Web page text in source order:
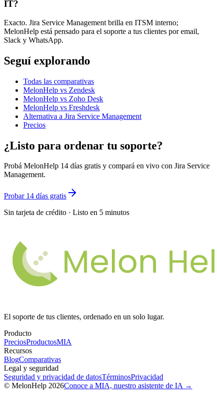
IT?
Exacto. Jira Service Management brilla en ITSM interno;
MelonHelp está pensado para el soporte a tus clientes por email,
Slack y WhatsApp.
Seguí explorando
Todas las comparativas
MelonHelp vs Zendesk
MelonHelp vs Zoho Desk
MelonHelp vs Freshdesk
Alternativa a Jira Service Management
Precios
¿Listo para ordenar tu soporte?
Probá MelonHelp 14 días gratis y compará en vivo con Jira Service
Management.
Probar 14 días gratis
Sin tarjeta de crédito · Listo en 5 minutos
El soporte de tus clientes, ordenado en un solo lugar.
Producto
PreciosProductosMIA
Recursos
BlogComparativas
Legal y seguridad
Seguridad y privacidad de datosTérminosPrivacidad
© MelonHelp 2026Conoce a MIA, nuestro asistente de IA →